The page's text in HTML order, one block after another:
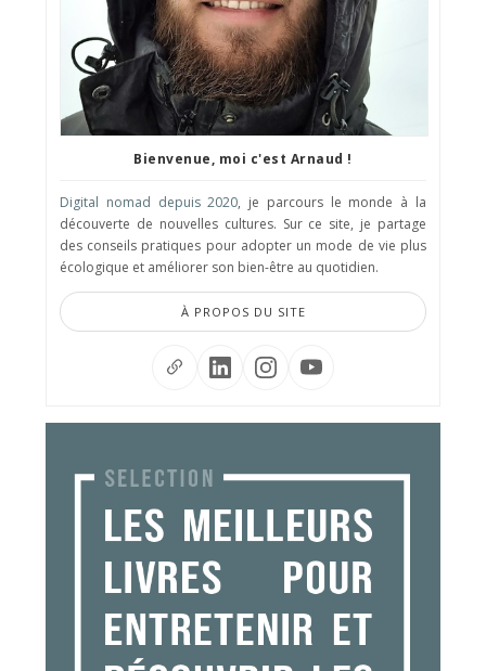
Bienvenue, moi c'est Arnaud !
Digital nomad depuis 2020, je parcours le monde à la
découverte de nouvelles cultures. Sur ce site, je partage
des conseils pratiques pour adopter un mode de vie plus
écologique et améliorer son bien-être au quotidien.
À PROPOS DU SITE